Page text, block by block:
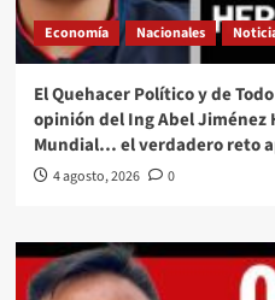
Economía Nacionales
El Quehacer Político y de
opinión del Ing Abel
Mundial… el verdadero reto
4 agosto, 2026 0